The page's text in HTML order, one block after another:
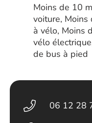
Moins de 10
voiture, Moins
à vélo, Moins
vélo
de bus à pied
06 12 28